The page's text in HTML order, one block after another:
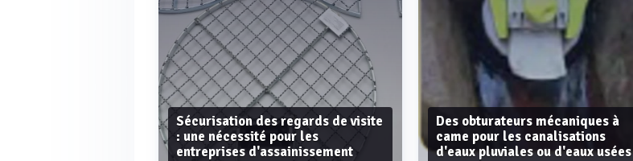
Sécurisation des regards de visite
: une nécessité pour les
entreprises d'assainissement
Des obturateurs mécaniques à
came pour les canalisations
d'eaux pluviales ou d'eaux usées